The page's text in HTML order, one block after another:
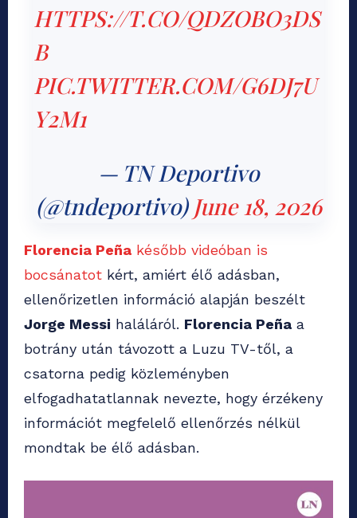
HTTPS://T.CO/QDZOBO3DS
B
PIC.TWITTER.COM/G6DJ7U
Y2M1
— TN Deportivo
(@tndeportivo) June 18, 2026
Florencia Peña később videóban is
bocsánatot kért, amiért élő adásban,
ellenőrizetlen információ alapján beszélt
Jorge Messi haláláról. Florencia Peña a
botrány után távozott a Luzu TV-től, a
csatorna pedig közleményben
elfogadhatatlannak nevezte, hogy érzékeny
információt megfelelő ellenőrzés nélkül
mondtak be élő adásban.